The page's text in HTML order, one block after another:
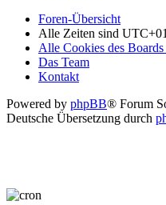
Foren-Übersicht
Alle Zeiten sind
Alle Cookies des Boards
Das Team
Kontakt
Powered by phpBB® Forum
Deutsche Übersetzung durch